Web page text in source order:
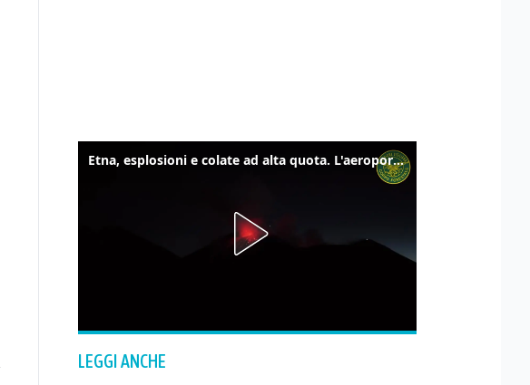
Etna, esplosioni e colate ad alta quota. L'aeroporto di Catania verso la normalità
LEGGI ANCHE